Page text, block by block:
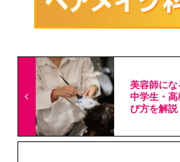
美容師に
中学生・
び方を解説